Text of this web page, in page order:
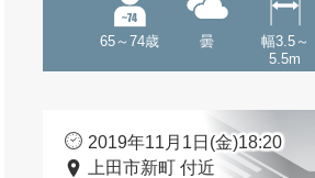
65～74歳 曇
幅3.5～
5.5m
2019年11月1日(金)18:20
上田市新町 付近